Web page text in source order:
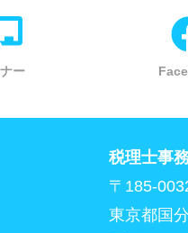
ー
税理士事
〒185-
東京都国